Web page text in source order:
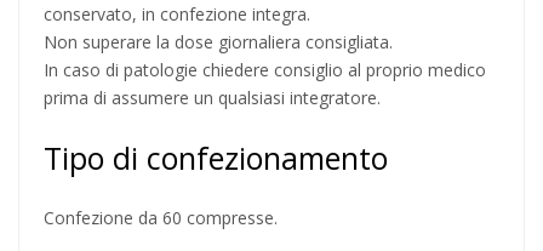
conservato, in confezione integra.
Non superare la dose giornaliera consigliata.
In caso di patologie chiedere consiglio al proprio medico
prima di assumere un qualsiasi integratore.
Tipo di confezionamento
Confezione da 60 compresse.